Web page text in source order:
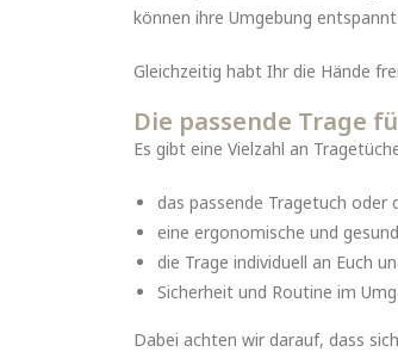
können ihre Umgebung
Gleichzeitig habt Ihr die Hände
Die passende Trage
Es gibt eine Vielzahl an
das passende Tragetuch oder
eine ergonomische und
die Trage individuell an Euch
Sicherheit und Routine im
Dabei achten wir darauf, dass